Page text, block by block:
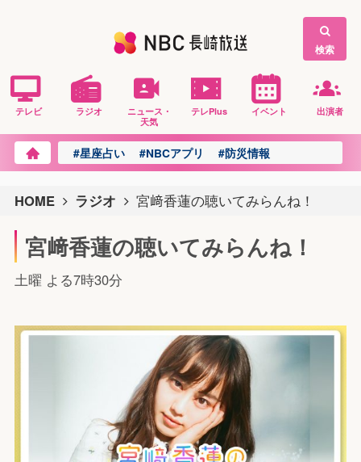
検索
テレビ ラジオ
ニュース・
天気
テレPlus イベント 出演者
#星座占い #NBCアプリ #防災情報
HOME ラジオ 宮﨑香蓮の聴いてみらんね！
宮﨑香蓮の聴いてみらんね！
土曜 よる7時30分